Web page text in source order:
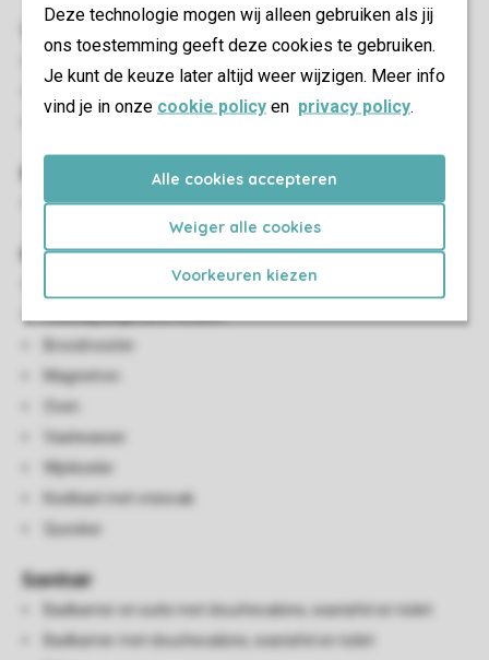
Deze technologie mogen wij alleen gebruiken als jij
ons toestemming geeft deze cookies te gebruiken.
Je kunt de keuze later altijd weer wijzigen. Meer info
vind je in onze cookie policy en privacy policy.
Alle cookies accepteren
Weiger alle cookies
Voorkeuren kiezen
Woon-/eetkamer
Kindervoorzieningen
Kinderzitje (op aanvraag en tegen betaling)
Keuken
Broodrooster
Magnetron
Oven
Vaatwasser
Wijnkoeler
Koelkast met vriesvak
Quooker
Sanitair
Badkamer en suite met douchecabine, wastafel en toilet
Badkamer met douchecabine, wastafel en toilet